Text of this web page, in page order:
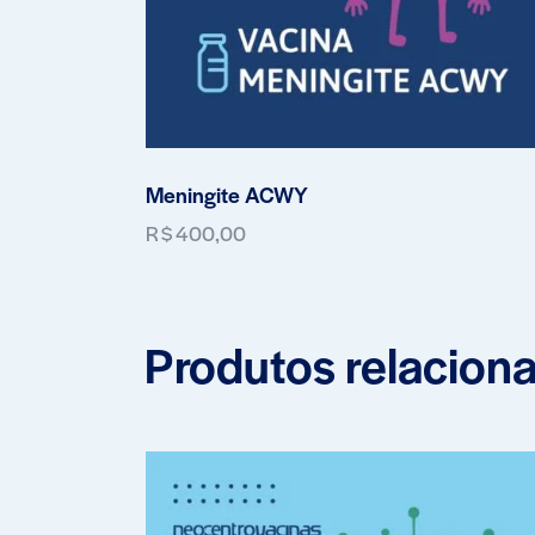
Meningite ACWY
R$400,00
Produtos